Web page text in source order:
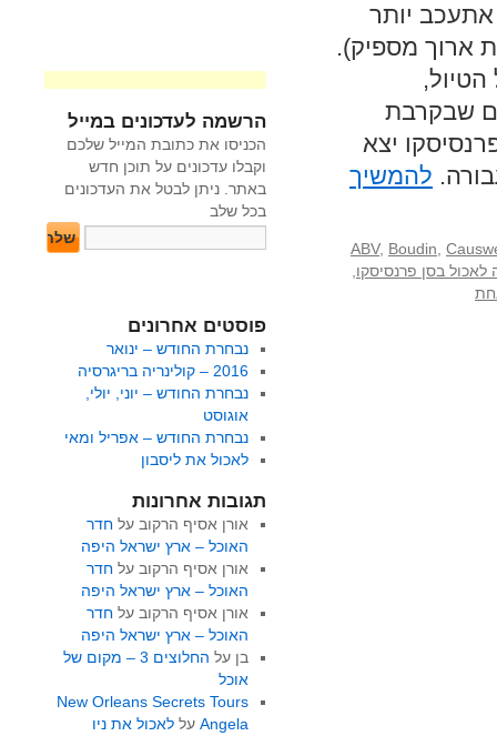
יותר
ארוך מספיק).
שבקרבת
יצא
להמשיך
ABV, Boudin
לאכול בסן פרנסיסקו
הרשמה לעדכונים במייל
הכניסו את כתובת המייל שלכם
וקבלו עדכונים על תוכן חדש
באתר. ניתן לבטל את העדכונים
בכל שלב
פוסטים אחרונים
נבחרת החודש – ינואר
2016 – קולינריה בריגרסיה
נבחרת החודש – יוני, יולי,
אוגוסט
נבחרת החודש – אפריל ומאי
לאכול את ליסבון
תגובות אחרונות
אורן אסיף הרקוב על חדר
האוכל – ארץ ישראל היפה
אורן אסיף הרקוב על חדר
האוכל – ארץ ישראל היפה
אורן אסיף הרקוב על חדר
האוכל – ארץ ישראל היפה
בן על
החלוצים 3 – מקום של
אוכל
New Orleans Secrets Tours
Angelaעל לאכול את ניו